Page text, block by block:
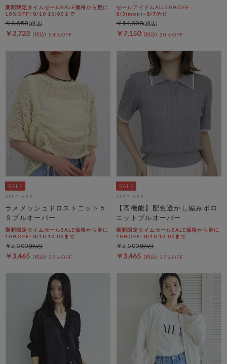
期間限定タイムセールSALE価格から更に
10%OFF! 8/10 10:00まで
￥2,723 54％OFF
￥6,050
セールアイテムALL10%OFF
8/3(mon)~8/7(fri)
￥7,150 50％OFF
￥14,300
archives
ラメメッシュドロストニット５
Ｓプルオーバー
期間限定タイムセールSALE価格から更に
10%OFF! 8/10 10:00まで
￥3,465 37％OFF
￥5,500
archives
【高機能】配色透かし編みポロ
ニットプルオーバー
期間限定タイムセールSALE価格から更に
10%OFF! 8/10 10:00まで
￥3,465 37％OFF
￥5,500